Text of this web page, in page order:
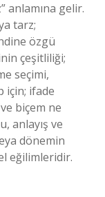
anlamına gelir.
tarz;
özgü
çeşitliliği;
seçimi,
için; ifade
biçem ne
anlayış ve
dönemin
eğilimleridir.